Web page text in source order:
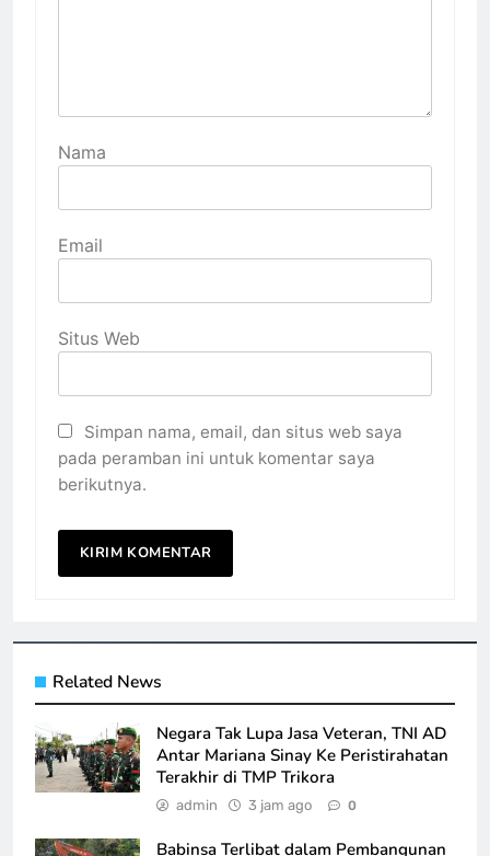
Nama
Email
Situs Web
Simpan nama, email, dan situs web saya
pada peramban ini untuk komentar saya
berikutnya.
Related News
Negara Tak Lupa Jasa Veteran, TNI AD
Antar Mariana Sinay Ke Peristirahatan
Terakhir di TMP Trikora
admin 3 jam ago 0
Babinsa Terlibat dalam Pembangunan